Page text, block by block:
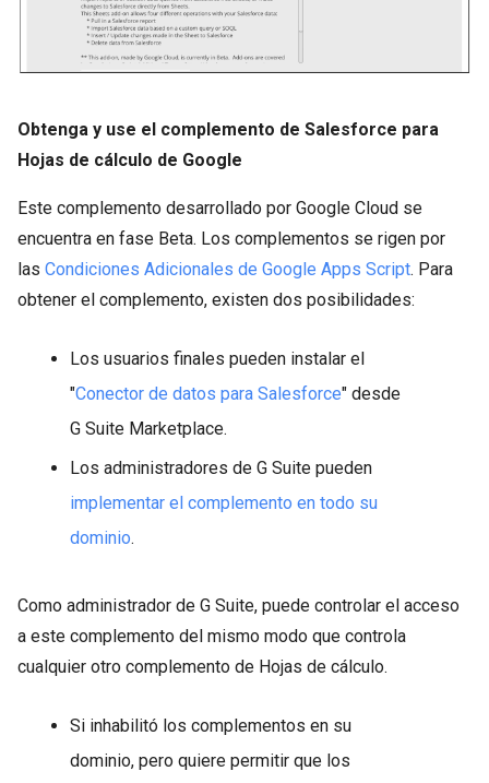
Obtenga y use el complemento de Salesforce para
Hojas de cálculo de Google
Este complemento desarrollado por Google Cloud se
encuentra en fase Beta. Los complementos se rigen por
las Condiciones Adicionales de Google Apps Script. Para
obtener el complemento, existen dos posibilidades:
Los usuarios finales pueden instalar el
"Conector de datos para Salesforce" desde
G Suite Marketplace.
Los administradores de G Suite pueden
implementar el complemento en todo su
dominio.
Como administrador de G Suite, puede controlar el acceso
a este complemento del mismo modo que controla
cualquier otro complemento de Hojas de cálculo.
Si inhabilitó los complementos en su
dominio, pero quiere permitir que los